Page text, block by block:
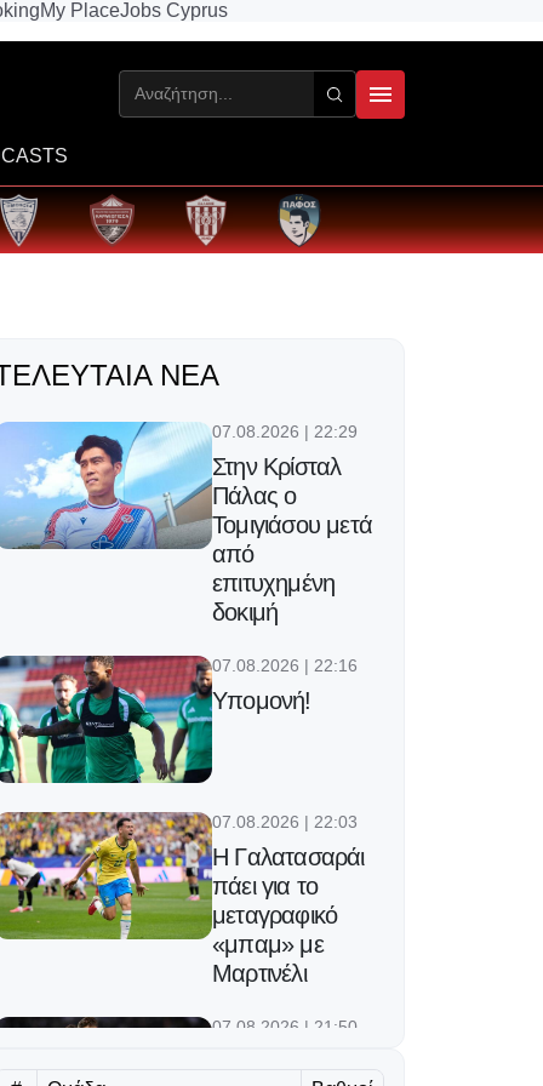
My PlaceJobs Cyprus
ΝΈΑ
07.08.2026 | 22:29
Στην Κρίσταλ
Πάλας ο
Τομιγιάσου μετά
από
επιτυχημένη
δοκιμή
07.08.2026 | 22:16
Υπομονή!
07.08.2026 | 22:03
Η Γαλατασαράι
πάει για το
μεταγραφικό
«μπαμ» με
Μαρτινέλι
07.08.2026 | 21:50